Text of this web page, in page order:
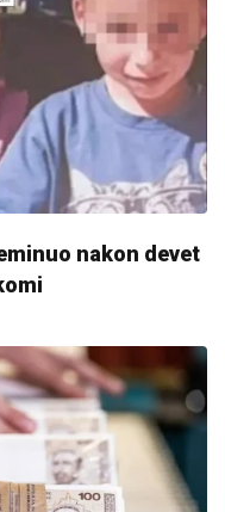
nakon devet